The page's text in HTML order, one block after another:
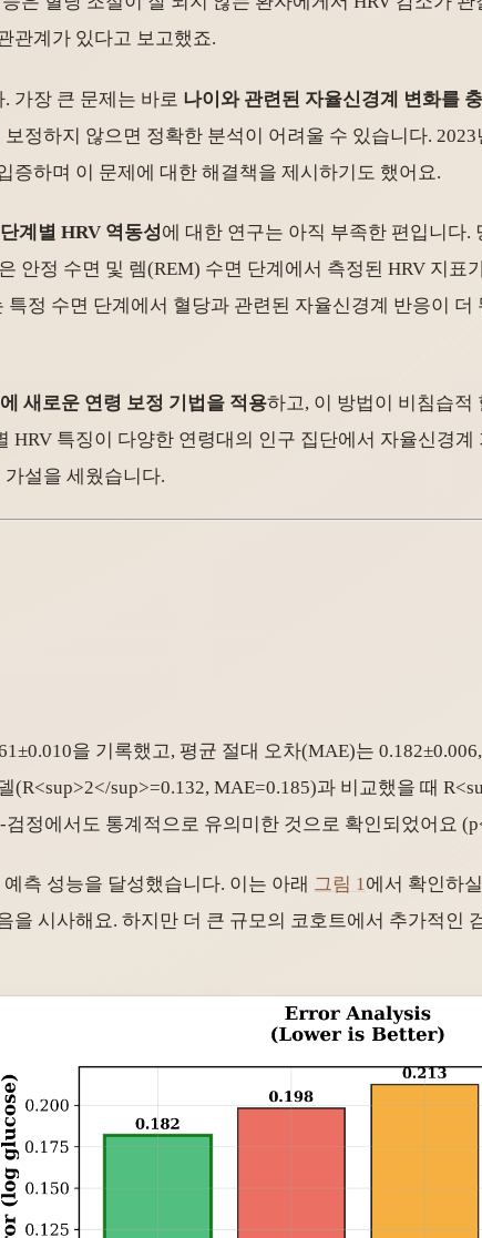
관계가 있다고 보고했죠.
가장 큰 문제는 바로 나이와 관련된 자율신경계 변화를
정하지 않으면 정확한 분석이 어려울 수 있습니다. 2023
증하며 이 문제에 대한 해결책을 제시하기도 했어요.
계별 HRV 역동성에 대한 연구는 아직 부족한 편입니다.
안정 수면 및 렘(REM) 수면 단계에서 측정된 HRV 지표
정 수면 단계에서 혈당과 관련된 자율신경계 반응이 더
새로운 연령 보정 기법을 적용하고, 이 방법이 비침습적
특징이 다양한 연령대의 인구 집단에서 자율신경계
설을 세웠습니다.
을 기록했고, 평균 절대 오차(MAE)는
(R<sup>2</sup>=0.132, MAE=0.185)과 비교했을 때 R
정에서도 통계적으로 유의미한 것으로 확인되었어요
측 성능을 달성했습니다. 이는 아래 그림 1에서 확인하
시사해요. 하지만 더 큰 규모의 코호트에서 추가적인